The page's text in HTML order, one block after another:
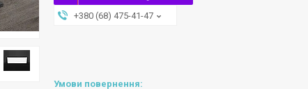
+380 (68) 475-41-47